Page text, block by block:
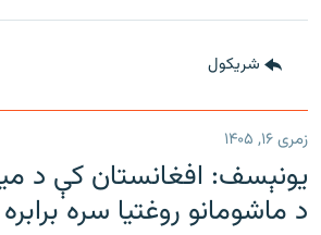
شريکول
زمری ۱۶, ۱۴۰۵
یونېسف: افغانستان کې د
د ماشومانو روغتیا سره